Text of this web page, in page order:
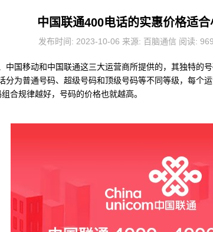
中国联通400电话的实惠价格适
发布时间: 2023-10-06 来源: 百脑通信 阅读:
中国移动和中国联通这三大运营商所提供的，其独特的
分为普通号码、超级号码和顶级号码等不同等级，每个
合规律越好，号码的价格也就越高。